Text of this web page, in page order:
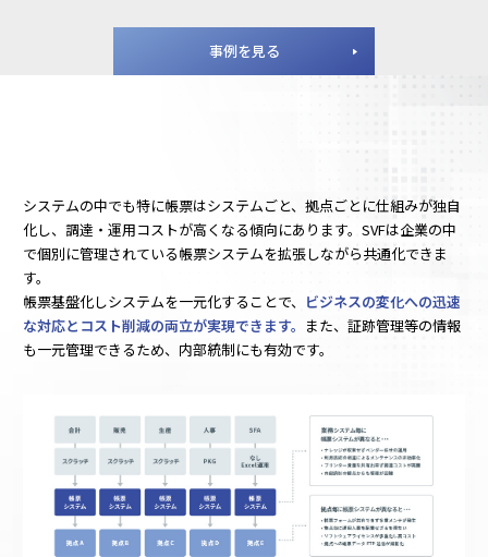
事例を見る
システムの中でも特に帳票はシステムごと、拠点ごとに仕組みが独自
化し、調達・運用コストが高くなる傾向にあります。SVFは企業の中
で個別に管理されている帳票システムを拡張しながら共通化できま
す。
帳票基盤化しシステムを一元化することで、 ビジネスの変化への迅速
な対応とコスト削減の両立が実現できます。 また、証跡管理等の情報
も一元管理できるため、内部統制にも有効です。